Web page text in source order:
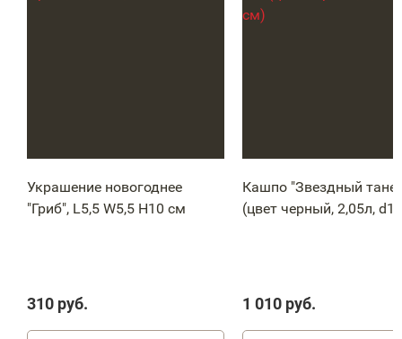
Украшение новогоднее
"Гриб", L5,5 W5,5 H10 см
310 руб.
Кашпо "Звездный
(цвет черный, 2,05л,
1 010 руб.